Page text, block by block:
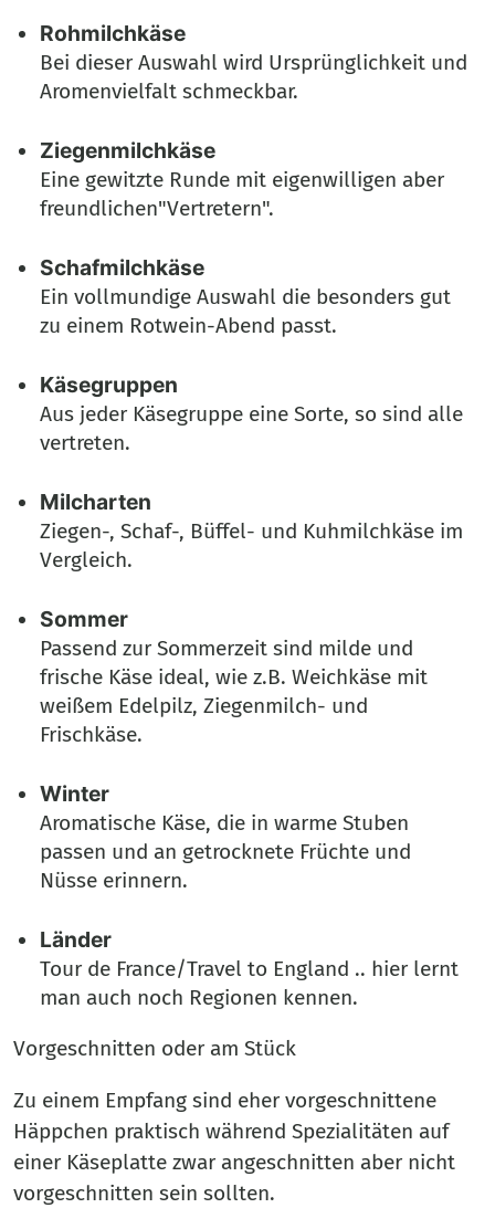
Rohmilchkäse
Bei dieser Auswahl wird Ursprünglichkeit und
Aromenvielfalt schmeckbar.
Ziegenmilchkäse
Eine gewitzte Runde mit eigenwilligen aber
freundlichen"Vertretern".
Schafmilchkäse
Ein vollmundige Auswahl die besonders gut
zu einem Rotwein-Abend passt.
Käsegruppen
Aus jeder Käsegruppe eine Sorte, so sind alle
vertreten.
Milcharten
Ziegen-, Schaf-, Büffel- und Kuhmilchkäse im
Vergleich.
Sommer
Passend zur Sommerzeit sind milde und
frische Käse ideal, wie z.B. Weichkäse mit
weißem Edelpilz, Ziegenmilch- und
Frischkäse.
Winter
Aromatische Käse, die in warme Stuben
passen und an getrocknete Früchte und
Nüsse erinnern.
Länder
Tour de France/Travel to England .. hier lernt
man auch noch Regionen kennen.
Vorgeschnitten oder am Stück
Zu einem Empfang sind eher vorgeschnittene
Häppchen praktisch während Spezialitäten auf
einer Käseplatte zwar angeschnitten aber nicht
vorgeschnitten sein sollten.